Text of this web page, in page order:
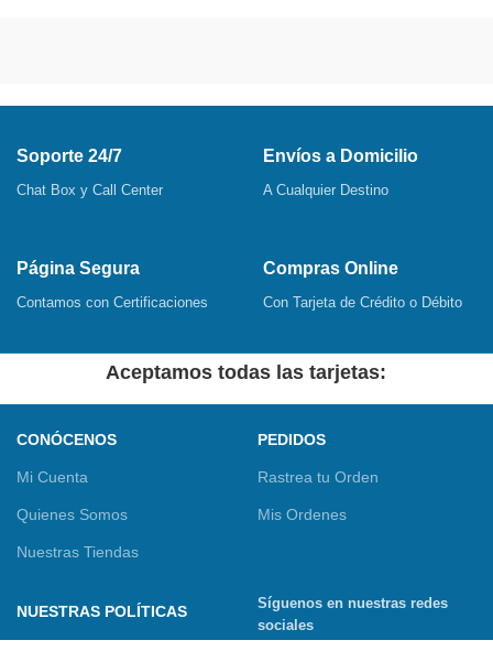
Soporte 24/7
Chat Box y Call Center
Envíos a Domicilio
A Cualquier Destino
Página Segura
Contamos con Certificaciones
Compras Online
Con Tarjeta de Crédito o Débito
Aceptamos todas las tarjetas:
CONÓCENOS
Mi Cuenta
Quienes Somos
Nuestras Tiendas
PEDIDOS
Rastrea tu Orden
Mis Ordenes
NUESTRAS POLÍTICAS
Síguenos en nuestras redes
sociales